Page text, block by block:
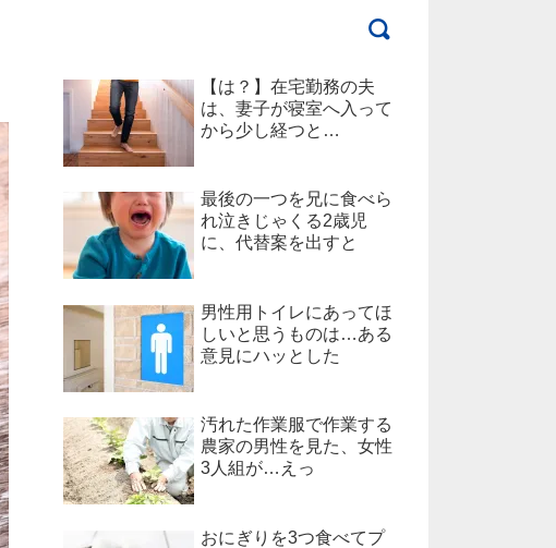
【は？】在宅勤務の夫
は、妻子が寝室へ入って
から少し経つと…
最後の一つを兄に食べら
れ泣きじゃくる2歳児
に、代替案を出すと
男性用トイレにあってほ
しいと思うものは…ある
意見にハッとした
汚れた作業服で作業する
農家の男性を見た、女性
3人組が…えっ
おにぎりを3つ食べてプ